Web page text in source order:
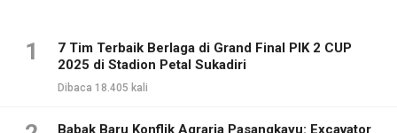
1
7 Tim Terbaik Berlaga di Grand Final PIK 2 CUP
2025 di Stadion Petal Sukadiri
Dibaca 18.405 kali
Babak Baru Konflik Agraria Pasangkayu: Excavator